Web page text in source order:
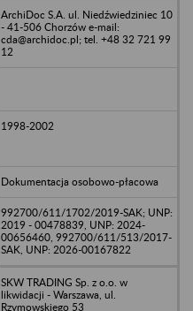
ArchiDoc S.A. ul. Niedźwiedziniec 10
- 41-506 Chorzów e-mail:
cda@archidoc.pl; tel. +48 32 721 99
12
1998-2002
Dokumentacja osobowo-płacowa
992700/611/1702/2019-SAK; UNP:
2019 - 00478839, UNP: 2024-
00656460, 992700/611/513/2017-
SAK, UNP: 2026-00167822
SKW TRADING Sp. z o.o. w
likwidacji - Warszawa, ul.
Rzymowskiego 53